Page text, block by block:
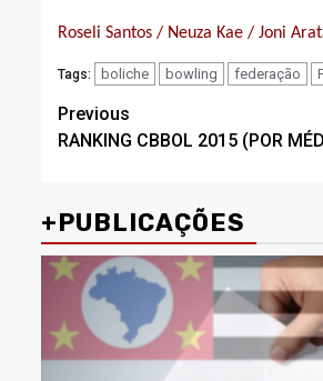
Roseli Santos / Neuza Kae / Joni
Tags: boliche bowling federação
Post
navigation
Previous
RANKING CBBOL 2015 (POR
+PUBLICAÇÕES